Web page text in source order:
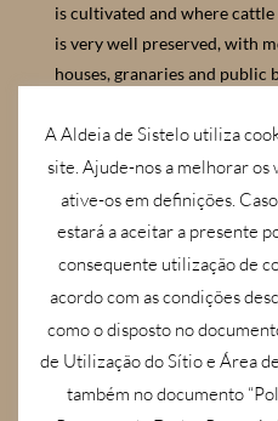
is cultivated and where
is very well preserved, with
houses, granaries and public
Parceiros / PartnersSelo
PRIVACY POLICY
A Aldeia de Sistelo utiliza
site. Ajude-nos a melhorar os
ative-os em definições.
estará a aceitar a presente
consequente utilização de
acordo com as condições
como o disposto no
de Utilização do Sítio e Área
também no documento